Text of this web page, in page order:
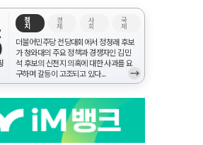
정
치
경
제
사
회
국
제
더불어민주당 전당대회에서 정청래 후보
가 청와대의 주요 정책과 경쟁자인 김민
석 후보의 신천지 의혹에 대한 사과를 요
구하며 갈등이 고조되고 있다...
→